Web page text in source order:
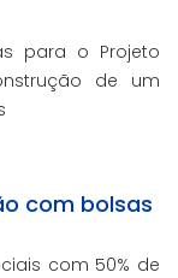
para o Projeto
de um
com bolsas
com 50% de